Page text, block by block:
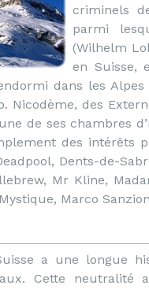
criminels
parmi
(Wilhelm
en Suisse,
dans les
Nicodème, des
de ses chambres
des intérêts
Dents-de-
Mr Kline,
Marco
a une longue
Cette